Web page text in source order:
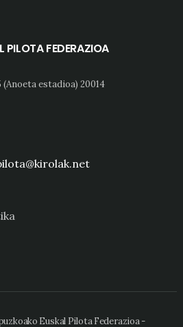
PILOTA FEDERAZIOA
(Anoeta estadioa) 20014
Euskal Pilota Federazioa -